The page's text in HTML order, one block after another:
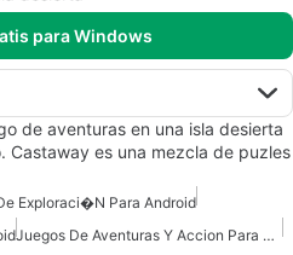
para Windows
de aventuras en una isla desierta
Castaway es una mezcla de puzles
Exploraci�n Para Android
Juegos De Aventuras Y Accion Para Android